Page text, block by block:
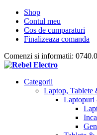
Shop
Contul meu
Cos de cumparaturi
Finalizeaza comanda
Comenzi si informatii:
Categorii
Laptop, Tablete
Laptopuri